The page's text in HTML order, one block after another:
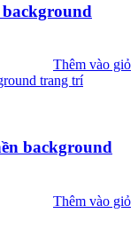
Thêm vào giỏ
background
Thêm vào giỏ